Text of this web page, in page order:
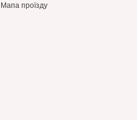
Мапа проїзду